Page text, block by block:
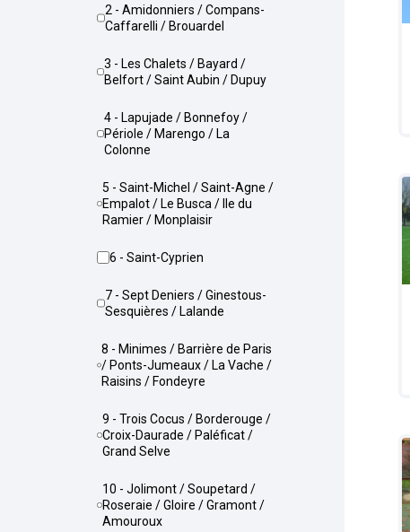
2 - Amidonniers / Compans-
Caffarelli / Brouardel
3 - Les Chalets / Bayard /
Belfort / Saint Aubin / Dupuy
4 - Lapujade / Bonnefoy /
Périole / Marengo / La
Colonne
5 - Saint-Michel / Saint-Agne /
Empalot / Le Busca / Ile du
Ramier / Monplaisir
6 - Saint-Cyprien
7 - Sept Deniers / Ginestous-
Sesquières / Lalande
8 - Minimes / Barrière de Paris
/ Ponts-Jumeaux / La Vache /
Raisins / Fondeyre
9 - Trois Cocus / Borderouge /
Croix-Daurade / Paléficat /
Grand Selve
10 - Jolimont / Soupetard /
Roseraie / Gloire / Gramont /
Amouroux